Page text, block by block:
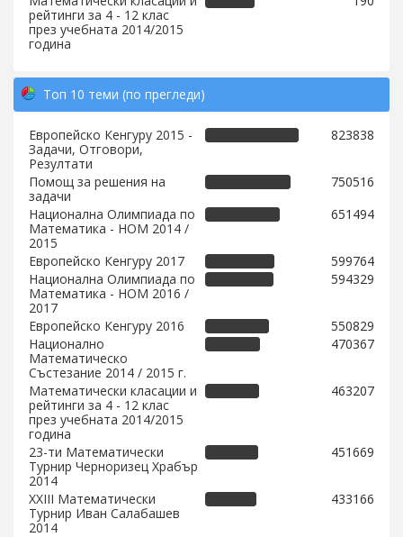
рейтинги за 4 - 12 клас
през учебната 2014/2015
година
Топ 10 теми (по прегледи)
Европейско Кенгуру 2015 -
Задачи, Отговори,
Резултати
823838
Помощ за решения на
задачи
750516
Национална Олимпиада по
Математика - НОМ 2014 /
2015
651494
Европейско Кенгуру 2017
599764
Национална Олимпиада по
Математика - НОМ 2016 /
2017
594329
Европейско Кенгуру 2016
550829
Национално
Математическо
Състезание 2014 / 2015 г.
470367
Математически класации и
рейтинги за 4 - 12 клас
през учебната 2014/2015
година
463207
23-ти Математически
Турнир Черноризец Храбър
2014
451669
XXIII Математически
Турнир Иван Салабашев
2014
433166